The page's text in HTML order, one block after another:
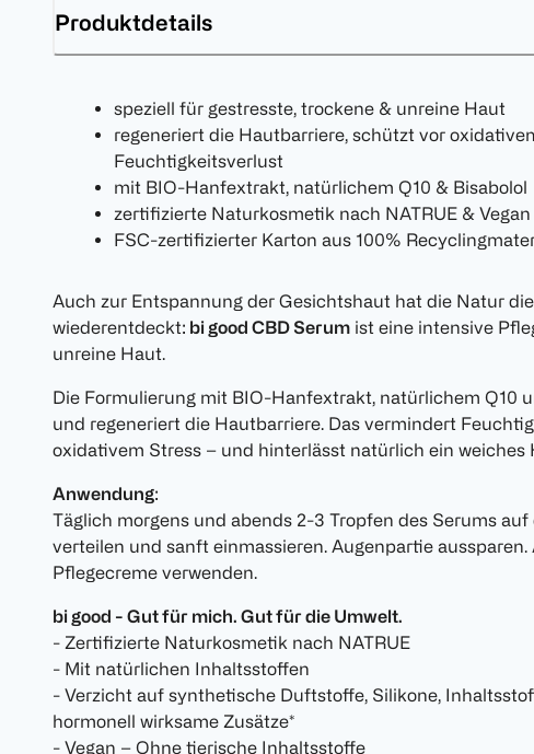
Produktdetails
speziell für gestresste, trockene & unreine Haut
regeneriert die Hautbarriere, schützt vor
Feuchtigkeitsverlust
mit BIO-Hanfextrakt, natürlichem Q10 & Bisabolol
zertifizierte Naturkosmetik nach NATRUE & Vegan
FSC-zertifizierter Karton aus 100%
Auch zur Entspannung der Gesichtshaut hat die Natur
wiederentdeckt: bi good CBD Serum ist eine intensive
unreine Haut.
Die Formulierung mit BIO-Hanfextrakt, natürlichem Q10
und regeneriert die Hautbarriere. Das vermindert
oxidativem Stress – und hinterlässt natürlich ein weiches
Anwendung:
Täglich morgens und abends 2-3 Tropfen des Serums
verteilen und sanft einmassieren. Augenpartie
Pflegecreme verwenden.
bi good - Gut für mich. Gut für die Umwelt.
- Zertifizierte Naturkosmetik nach NATRUE
- Mit natürlichen Inhaltsstoffen
- Verzicht auf synthetische Duftstoffe, Silikone,
hormonell wirksame Zusätze*
- Vegan – Ohne tierische Inhaltsstoffe